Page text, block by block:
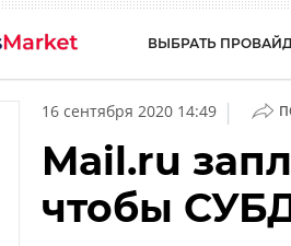
ВЫБРАТЬ
16 сентября 2020 14:49 |
Mail.ru
чтобы